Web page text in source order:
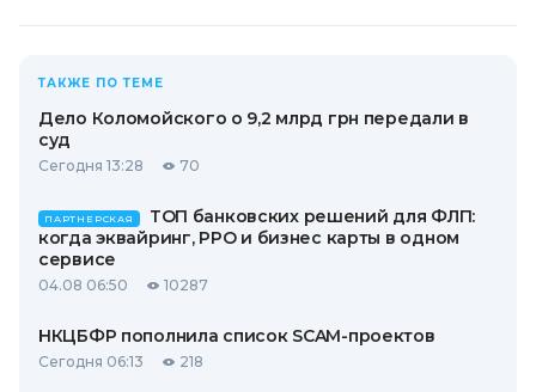
ТАКЖЕ ПО ТЕМЕ
Дело Коломойского о 9,2 млрд грн передали в
суд
Сегодня 13:28 70
ПАРТНЕРСКАЯ
ТОП банковских решений для ФЛП:
когда эквайринг, РРО и бизнес карты в одном
сервисе
04.08 06:50 10287
НКЦБФР пополнила список SCAM-проектов
Сегодня 06:13 218